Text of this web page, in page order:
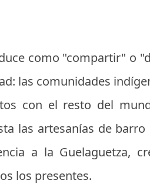
como "compartir" o
las comunidades
con el resto del
las artesanías de barro
a la Guelaguetza,
los presentes.